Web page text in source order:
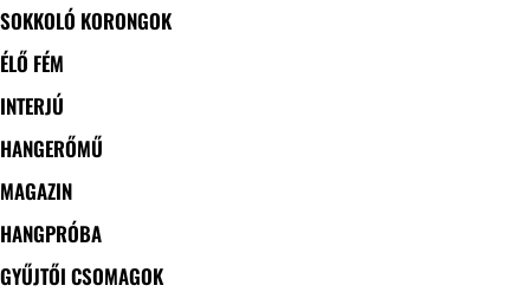
SOKKOLÓ KORONGOK
ÉLŐ FÉM
INTERJÚ
HANGERŐMŰ
MAGAZIN
HANGPRÓBA
GYŰJTŐI CSOMAGOK